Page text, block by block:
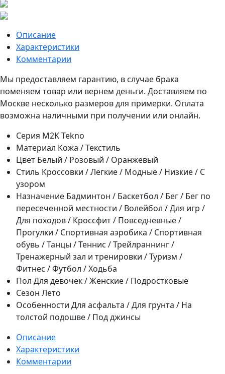
Описание
Характеристики
Комментарии
Мы предоставляем гарантию, в случае брака
поменяем товар или вернем деньги. Доставляем по
Москве несколько размеров для примерки. Оплата
возможна наличными при получении или онлайн.
Серия M2K Tekno
Материал Кожа / Текстиль
Цвет Белый / Розовый / Оранжевый
Стиль Кроссовки / Легкие / Модные / Низкие / С
узором
Назначение Бадминтон / Баскетбол / Бег / Бег по
пересеченной местности / Волейбол / Для игр /
Для походов / Кроссфит / Повседневные /
Прогулки / Спортивная аэробика / Спортивная
обувь / Танцы / Теннис / Трейлраннинг /
Тренажерный зал и тренировки / Туризм /
Фитнес / Футбол / Ходьба
Пол Для девочек / Женские / Подростковые
Сезон Лето
Особенности Для асфальта / Для грунта / На
толстой подошве / Под джинсы
Описание
Характеристики
Комментарии